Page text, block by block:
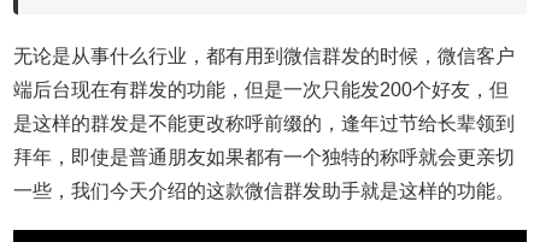
无论是从事什么行业，都有用到微信群发的时候，微信客户
端后台现在有群发的功能，但是一次只能发200个好友，但
是这样的群发是不能更改称呼前缀的，逢年过节给长辈领到
拜年，即使是普通朋友如果都有一个独特的称呼就会更亲切
一些，我们今天介绍的这款微信群发助手就是这样的功能。